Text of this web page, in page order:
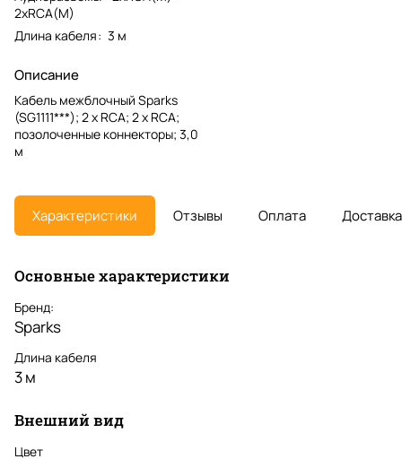
2xRCA(M)
Длина кабеля: 3 м
Описание
Кабель межблочный Sparks
(SG1111***); 2 х RCA; 2 x RCA;
позолоченные коннекторы; 3,0
м
Характеристики Отзывы Оплата Доставка
Основные характеристики
Бренд:
Sparks
Длина кабеля
3 м
Внешний вид
Цвет